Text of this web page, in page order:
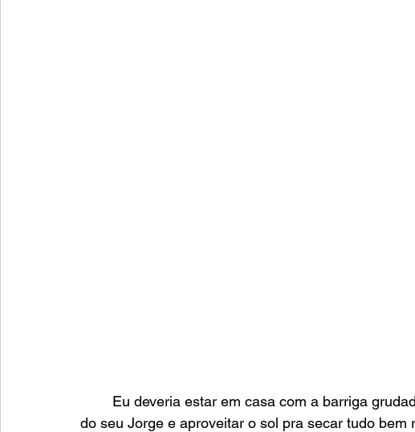
do seu Jorge e aproveitar o sol pra secar tudo